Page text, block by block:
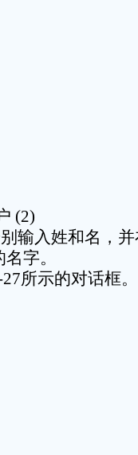
(2)
输入姓和名，
字。
所示的对话框。